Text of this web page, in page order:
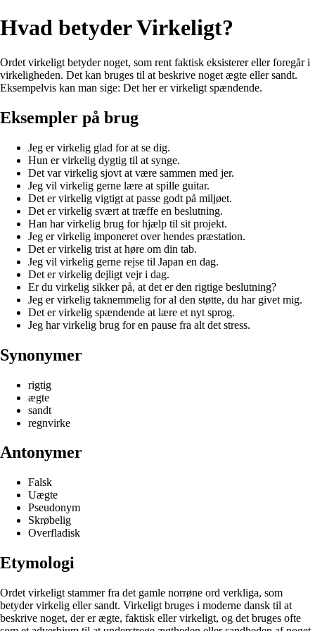
Hvad betyder Virkeligt?
Ordet virkeligt betyder noget, som rent faktisk eksisterer eller foregår i
virkeligheden. Det kan bruges til at beskrive noget ægte eller sandt.
Eksempelvis kan man sige: Det her er virkeligt spændende.
Eksempler på brug
Jeg er virkelig glad for at se dig.
Hun er virkelig dygtig til at synge.
Det var virkelig sjovt at være sammen med jer.
Jeg vil virkelig gerne lære at spille guitar.
Det er virkelig vigtigt at passe godt på miljøet.
Det er virkelig svært at træffe en beslutning.
Han har virkelig brug for hjælp til sit projekt.
Jeg er virkelig imponeret over hendes præstation.
Det er virkelig trist at høre om din tab.
Jeg vil virkelig gerne rejse til Japan en dag.
Det er virkelig dejligt vejr i dag.
Er du virkelig sikker på, at det er den rigtige beslutning?
Jeg er virkelig taknemmelig for al den støtte, du har givet mig.
Det er virkelig spændende at lære et nyt sprog.
Jeg har virkelig brug for en pause fra alt det stress.
Synonymer
rigtig
ægte
sandt
regnvirke
Antonymer
Falsk
Uægte
Pseudonym
Skrøbelig
Overfladisk
Etymologi
Ordet virkeligt stammer fra det gamle norrøne ord verkliga, som
betyder virkelig eller sandt. Virkeligt bruges i moderne dansk til at
beskrive noget, der er ægte, faktisk eller virkeligt, og det bruges ofte